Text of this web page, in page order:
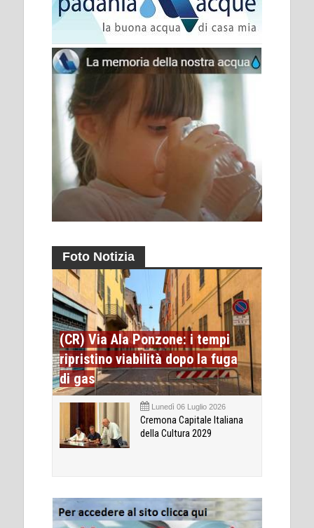
Foto Notizia
(CR) Via Ala Ponzone: i tempi
ripristino viabilità dopo la fuga
di gas
Lunedì 06 Luglio 2026
Cremona Capitale Italiana
della Cultura 2029